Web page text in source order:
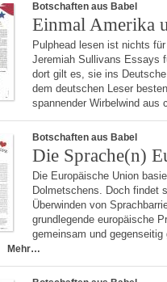
Botschaften aus Babel
Einmal Amerika
Pulphead lesen ist nichts
Jeremiah Sullivans Essays
dort gilt es, sie ins
dem deutschen Leser
spannender Wirbelwind
Botschaften aus Babel
Die Sprache(n)
Die Europäische Union
Dolmetschens. Doch findet
Überwinden von
grundlegende europäische
gemeinsam und
Mehr…